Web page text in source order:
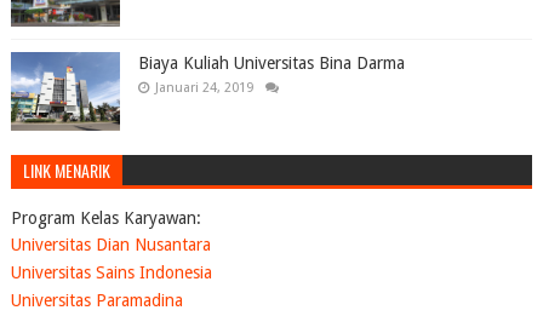
Biaya Kuliah Universitas Bina Darma
Januari 24, 2019
LINK MENARIK
Program Kelas Karyawan:
Universitas Dian Nusantara
Universitas Sains Indonesia
Universitas Paramadina